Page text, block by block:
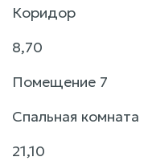
Коридор
8,70
Помещение 7
Спальная комната
21,10